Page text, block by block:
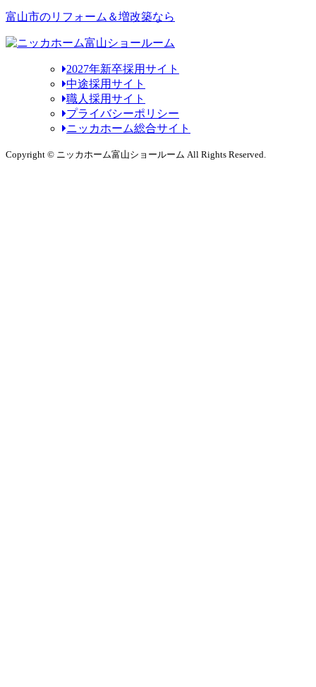
富山市のリフォーム＆増改築なら
2027年新卒採用サイト
中途採用サイト
職人採用サイト
プライバシーポリシー
ニッカホーム総合サイト
Copyright © ニッカホーム富山ショールーム All Rights Reserved.